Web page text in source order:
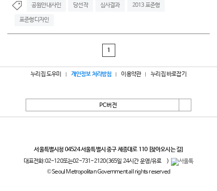
공원안내사인 당선작 심사결과 2013 표준형
표준형디자인
1
누리집 도우미 개인정보 처리방침 이용약관 누리집 바로잡기
PC버전
서울특별시청 04524 서울특별시 중구 세종대로 110 [찾아오시는 길]
대표전화:02-120또는02-731-2120(365일 24시간 운영/유료
)
© Seoul Metropolitan Government all rights reserved